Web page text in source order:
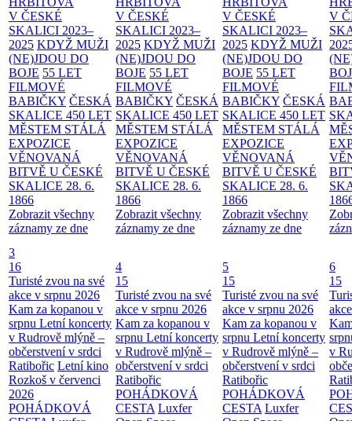
V ČESKÉ
SKALICI 2023–
2025 KDYŽ MUŽI
(NE)JDOU DO
BOJE 55 LET
FILMOVÉ
BABIČKY ČESKÁ
SKALICE 450 LET
MĚSTEM STÁLÁ
EXPOZICE
VĚNOVANÁ
BITVĚ U ČESKÉ
SKALICE 28. 6.
1866
Zobrazit všechny
záznamy ze dne
V ČESKÉ
SKALICI 2023–
2025 KDYŽ MUŽI
(NE)JDOU DO
BOJE 55 LET
FILMOVÉ
BABIČKY ČESKÁ
SKALICE 450 LET
MĚSTEM STÁLÁ
EXPOZICE
VĚNOVANÁ
BITVĚ U ČESKÉ
SKALICE 28. 6.
1866
Zobrazit všechny
záznamy ze dne
V ČESKÉ
SKALICI 2023–
2025 KDYŽ MUŽI
(NE)JDOU DO
BOJE 55 LET
FILMOVÉ
BABIČKY ČESKÁ
SKALICE 450 LET
MĚSTEM STÁLÁ
EXPOZICE
VĚNOVANÁ
BITVĚ U ČESKÉ
SKALICE 28. 6.
1866
Zobrazit všechny
záznamy ze dne
V
3
16
Turisté zvou na své
akce v srpnu 2026
Kam za kopanou v
srpnu Letní koncerty
v Rudrově mlýně –
občerstvení v srdci
Ratibořic Letní kino
Rozkoš v červenci
2026
POHÁDKOVÁ
4
15
Turisté zvou na své
akce v srpnu 2026
Kam za kopanou v
srpnu Letní koncerty
v Rudrově mlýně –
občerstvení v srdci
Ratibořic
POHÁDKOVÁ
CESTA Luxfer
5
15
Turisté zvou na své
akce v srpnu 2026
Kam za kopanou v
srpnu Letní koncerty
v Rudrově mlýně –
občerstvení v srdci
Ratibořic
POHÁDKOVÁ
CESTA Luxfer
6
15
v